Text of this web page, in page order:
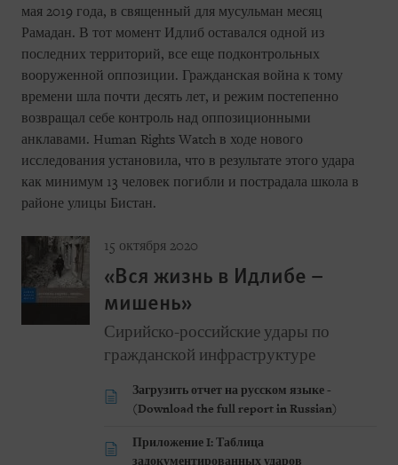
мая 2019 года, в священный для мусульман месяц
Рамадан. В тот момент Идлиб оставался одной из
последних территорий, все еще подконтрольных
вооруженной оппозиции. Гражданская война к тому
времени шла почти десять лет, и режим постепенно
возвращал себе контроль над оппозиционными
анклавами. Human Rights Watch в ходе нового
исследования установила, что в результате этого удара
как минимум 13 человек погибли и пострадала школа в
районе улицы Бистан.
15 октября 2020
«Вся жизнь в Идлибе –
мишень»
Сирийско-российские удары по
гражданской инфраструктуре
Загрузить отчет на русском языке -
(Download the full report in Russian)
Приложение I: Таблица
задокументированных ударов